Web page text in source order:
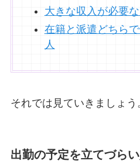
大きな収入が必要
在籍と派遣どちら
人
それでは見ていきましょう
出勤の予定を立てづら